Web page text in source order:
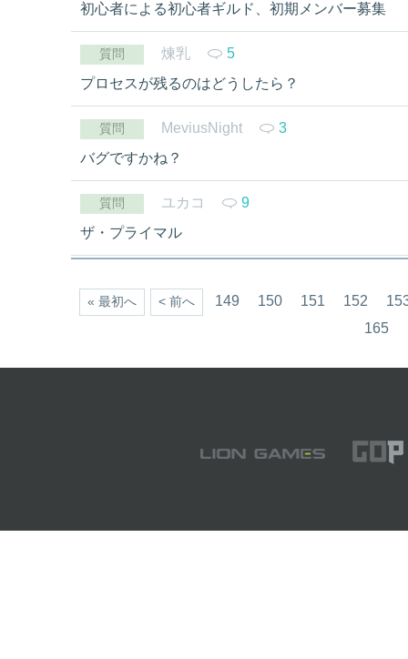
初心者による初心者ギルド、初期メンバー募集
質問 煉乳
5
プロセスが残るのはどうしたら？
質問 MeviusNight
3
バグですかね？
質問 ユカコ
9
ザ・プライマル
« 最初へ < 前へ 149 150 151 152
165